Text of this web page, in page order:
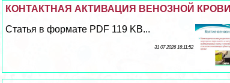
КОНТАКТНАЯ АКТИВАЦИЯ ВЕНОЗНОЙ КРОВИ
Статья в формате PDF 119 KB...
31 07 2026 16:11:52